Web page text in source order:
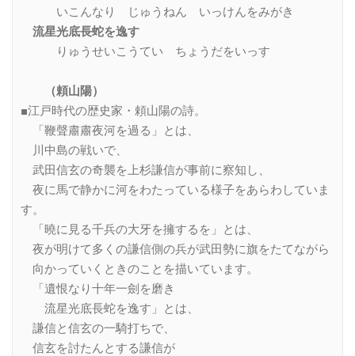
いこんなり じゅうねん いっけんをみがき
流星光底長蛇を逸す
りゅうせいこうてい ちょうだをいっす
（頼山陽）
■江戸時代の歴史家・頼山陽の詩。
「鞭聲肅肅夜河を過る」とは、
川中島の戦いで、
武田信玄の奇襲を上杉謙信が事前に察知し、
夜に馬で静かに河をわたっている様子をあらわしていま
す。
「曉に見る千兵の大牙を擁するを」とは、
夜が明けて多くの謙信側の兵が武田勢に旗をたてながら
向かっていくときのことを描いています。
「遺恨なり十年一劍を磨き
流星光底長蛇を逸す」とは、
謙信と信玄の一騎打ちで、
信玄を討たんとする謙信が